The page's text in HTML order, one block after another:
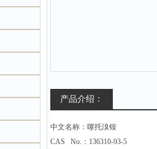
产品介绍：
中文名称：噻托溴铵
CAS No.：136310-93-5